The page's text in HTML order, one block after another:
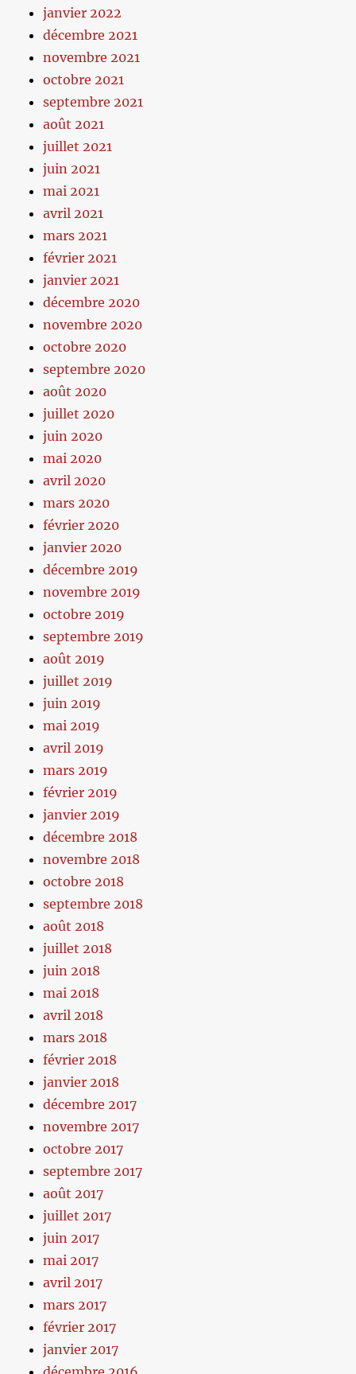
janvier 2022
décembre 2021
novembre 2021
octobre 2021
septembre 2021
août 2021
juillet 2021
juin 2021
mai 2021
avril 2021
mars 2021
février 2021
janvier 2021
décembre 2020
novembre 2020
octobre 2020
septembre 2020
août 2020
juillet 2020
juin 2020
mai 2020
avril 2020
mars 2020
février 2020
janvier 2020
décembre 2019
novembre 2019
octobre 2019
septembre 2019
août 2019
juillet 2019
juin 2019
mai 2019
avril 2019
mars 2019
février 2019
janvier 2019
décembre 2018
novembre 2018
octobre 2018
septembre 2018
août 2018
juillet 2018
juin 2018
mai 2018
avril 2018
mars 2018
février 2018
janvier 2018
décembre 2017
novembre 2017
octobre 2017
septembre 2017
août 2017
juillet 2017
juin 2017
mai 2017
avril 2017
mars 2017
février 2017
janvier 2017